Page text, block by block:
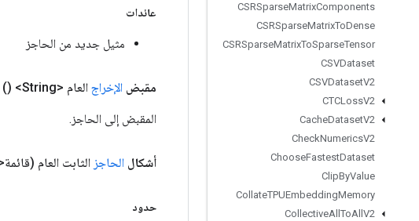
CSRSparseMatrixComponents
CSRSparseMatrixToDense
CSRSparseMatrixToSparseTensor
CSVDataset
CSVDatasetV2
CTCLossV2
CacheDatasetV2
CheckNumericsV2
ChooseFastestDataset
ClipByValue
CollateTPUEmbeddingMemory
CollectiveAll ToAll V2
عائدات
مثيل جديد من الحاجز
مقبض الإخراج العام <String> ()
المقبض إلى الحاجز.
أشكال الحاجز الثابت العام
حدود